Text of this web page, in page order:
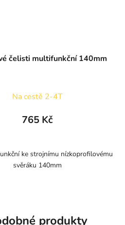
čelisti multifunkční 140mm
Na cestě 2-4T
765 Kč
ke strojnímu nízkoprofilovému
svěráku 140mm
produkty